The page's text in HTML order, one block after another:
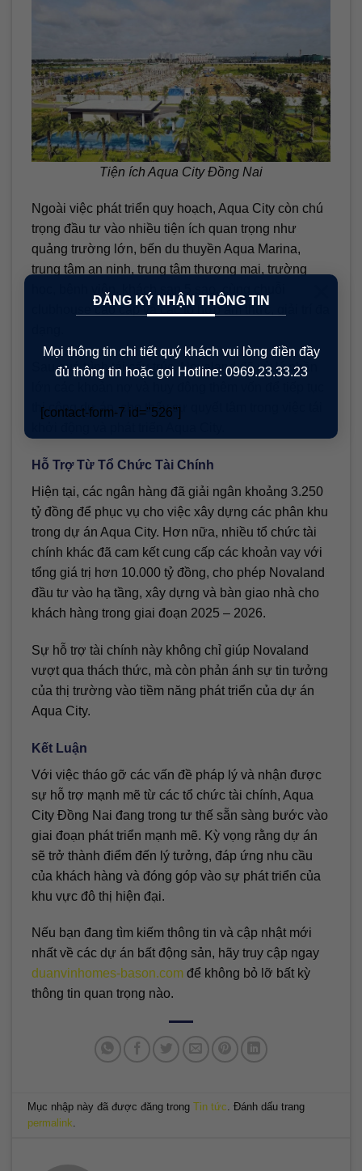
ĐĂNG KÝ NHẬN THÔNG TIN
Mọi thông tin chi tiết quý khách vui lòng điền đầy
đủ thông tin hoặc gọi Hotline: 0969.23.33.23
[contact-form-7 id="526"]
Tiện ích Aqua City Đồng Nai
Ngoài việc phát triển quy hoạch, Aqua City còn chú
trọng đầu tư vào nhiều tiện ích quan trọng như
quảng trường lớn, bến du thuyền Aqua Marina,
trung tâm an ninh, trung tâm thương mại, trường
học, bệnh viện, khách sạn 5 sao, cùng chuỗi
clubhouse cao cấp và các tổ hợp ẩm thực, giải trí đa
Sau quá trình tái cấu trúc, Novaland đã xử lý phần
thi công dự án, cho thấy sự quyết tâm trong việc tái
Hỗ Trợ Từ Tổ Chức Tài Chính
Hiện tại, các ngân hàng đã giải ngân khoảng 3.250
tỷ đồng để phục vụ cho việc xây dựng các phân khu
trong dự án Aqua City. Hơn nữa, nhiều tổ chức tài
chính khác đã cam kết cung cấp các khoản vay với
tổng giá trị hơn 10.000 tỷ đồng, cho phép Novaland
đầu tư vào hạ tầng, xây dựng và bàn giao nhà cho
khách hàng trong giai đoạn 2025 – 2026.
Sự hỗ trợ tài chính này không chỉ giúp Novaland
vượt qua thách thức, mà còn phản ánh sự tin tưởng
của thị trường vào tiềm năng phát triển của dự án
Aqua City.
Kết Luận
Với việc tháo gỡ các vấn đề pháp lý và nhận được
sự hỗ trợ mạnh mẽ từ các tổ chức tài chính, Aqua
City Đồng Nai đang trong tư thế sẵn sàng bước vào
giai đoạn phát triển mạnh mẽ. Kỳ vọng rằng dự án
sẽ trở thành điểm đến lý tưởng, đáp ứng nhu cầu
của khách hàng và đóng góp vào sự phát triển của
khu vực đô thị hiện đại.
Nếu bạn đang tìm kiếm thông tin và cập nhật mới
nhất về các dự án bất động sản, hãy truy cập ngay
duanvinhomes-bason.com để không bỏ lỡ bất kỳ
thông tin quan trọng nào.
Mục nhập này đã được đăng trongTin tức . Đánh dấu trang
permalink